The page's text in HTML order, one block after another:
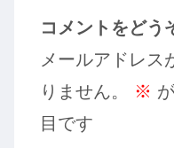
コメントをどう
メールアドレス
りません。
※
目です